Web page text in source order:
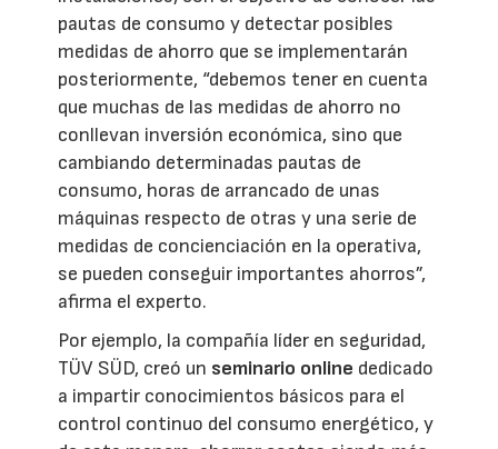
pautas de consumo y detectar posibles
medidas de ahorro que se implementarán
posteriormente, “debemos tener en cuenta
que muchas de las medidas de ahorro no
conllevan inversión económica, sino que
cambiando determinadas pautas de
consumo, horas de arrancado de unas
máquinas respecto de otras y una serie de
medidas de concienciación en la operativa,
se pueden conseguir importantes ahorros”,
afirma el experto.
Por ejemplo, la compañía líder en seguridad,
TÜV SÜD, creó un seminario online dedicado
a impartir conocimientos básicos para el
control continuo del consumo energético, y